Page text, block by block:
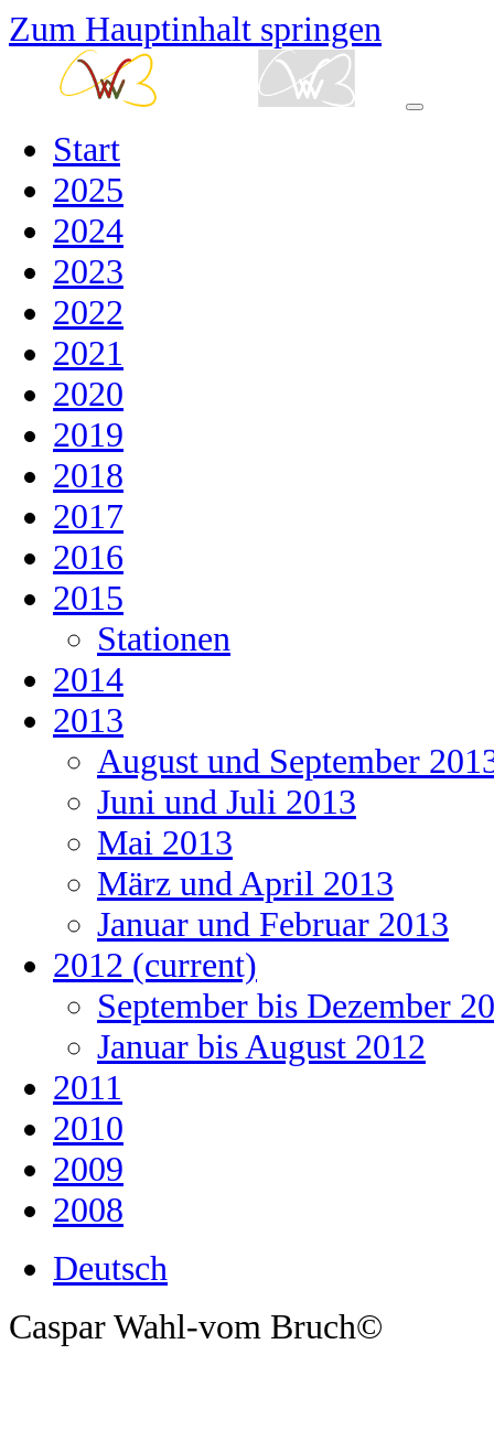
Zum Hauptinhalt springen
Start
2025
2024
2023
2022
2021
2020
2019
2018
2017
2016
2015
Stationen
2014
2013
August und September
Juni und Juli 2013
Mai 2013
März und April 2013
Januar und Februar 2013
2012 (current)
September bis Dezember
Januar bis August 2012
2011
2010
2009
2008
Deutsch
Caspar Wahl-vom Bruch©